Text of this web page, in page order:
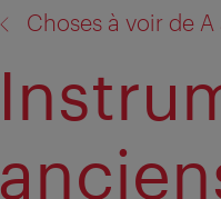
Choses à voir de A